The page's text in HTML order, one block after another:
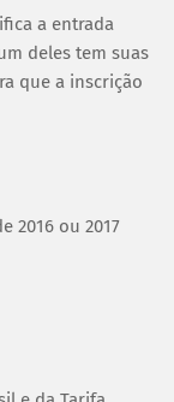
a entrada
deles tem suas
que a inscrição
2016 ou 2017